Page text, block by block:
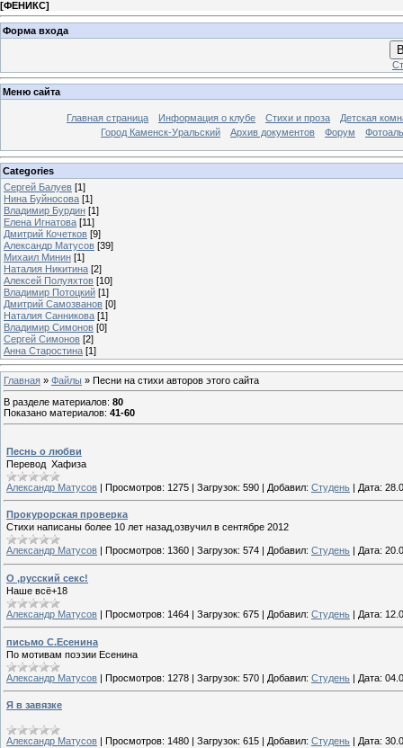
[ФЕНИКС]
Форма входа
Меню сайта
Главная страница Информация о клубе Стихи и проза
Детская
Город Каменск-Уральский
Архив документов Форум
Categories
Сергей Балуев [1]
Нина Буйносова [1]
Владимир Бурдин [1]
Елена Игнатова [11]
Дмитрий Кочетков [9]
Александр Матусов [39]
Михаил Минин [1]
Наталия Никитина [2]
Алексей Полуяхтов [10]
Владимир Потоцкий [1]
Дмитрий Самозванов [0]
Наталия Санникова [1]
Владимир Симонов [0]
Сергей Симонов [2]
Анна Старостина [1]
Главная » Файлы » Песни на стихи авторов этого сайта
В разделе материалов: 80
Показано материалов: 41-60
Песнь о любви
Перевод Хафиза
Александр Матусов | Просмотров: 1275 | Загрузок: 590 | Добавил: Студень | Дата:
Прокурорская проверка
Стихи написаны более 10 лет назад,озвучил в сентябре 2012
Александр Матусов Просмотров: 1360 Загрузок: 574 Добавил: Студень Дата:
О ,русский секс!
Наше всё+18
Александр Матусов | Просмотров: 1464 | Загрузок: 675 | Добавил: Студень | Дата:
письмо С.Есенина
По мотивам поэзии Есенина
Александр Матусов | Просмотров: 1278 | Загрузок: 570 | Добавил: Студень | Дата:
Я в завязке
Александр Матусов Просмотров: 1480 Загрузок: 615 Добавил: Студень Дата: